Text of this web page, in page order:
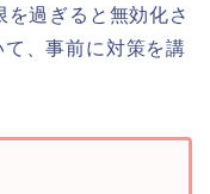
を過ぎると無効化さ
、事前に対策を講